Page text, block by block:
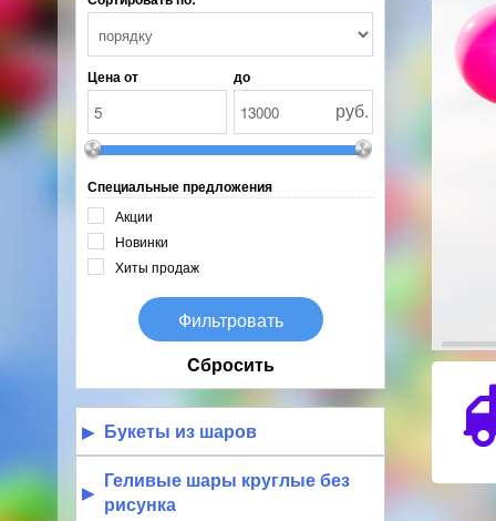
Цена от до
руб.
Специальные предложения
Акции
Новинки
Хиты продаж
Cбросить
Букеты из шаров
Геливые шары круглые без
рисунка